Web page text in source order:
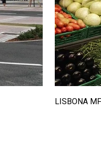
LISBONA MF